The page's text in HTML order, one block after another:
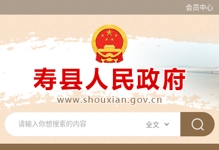
会员中心